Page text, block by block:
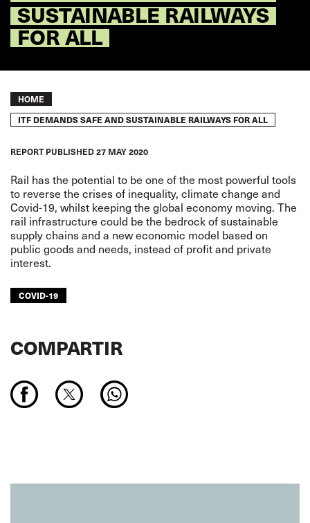
SUSTAINABLE RAILWAYS
FOR ALL
Breadcrumb
HOME
ITF DEMANDS SAFE AND SUSTAINABLE RAILWAYS FOR ALL
REPORT PUBLISHED27 MAY 2020
Rail has the potential to be one of the most powerful tools
to reverse the crises of inequality, climate change and
Covid-19, whilst keeping the global economy moving. The
rail infrastructure could be the bedrock of sustainable
supply chains and a new economic model based on
public goods and needs, instead of profit and private
interest.
COVID-19
COMPARTIR